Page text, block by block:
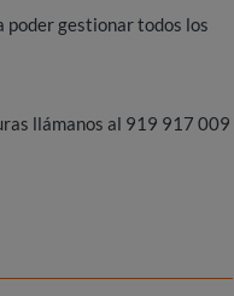
poder gestionar todos los
llámanos al 919 917 009